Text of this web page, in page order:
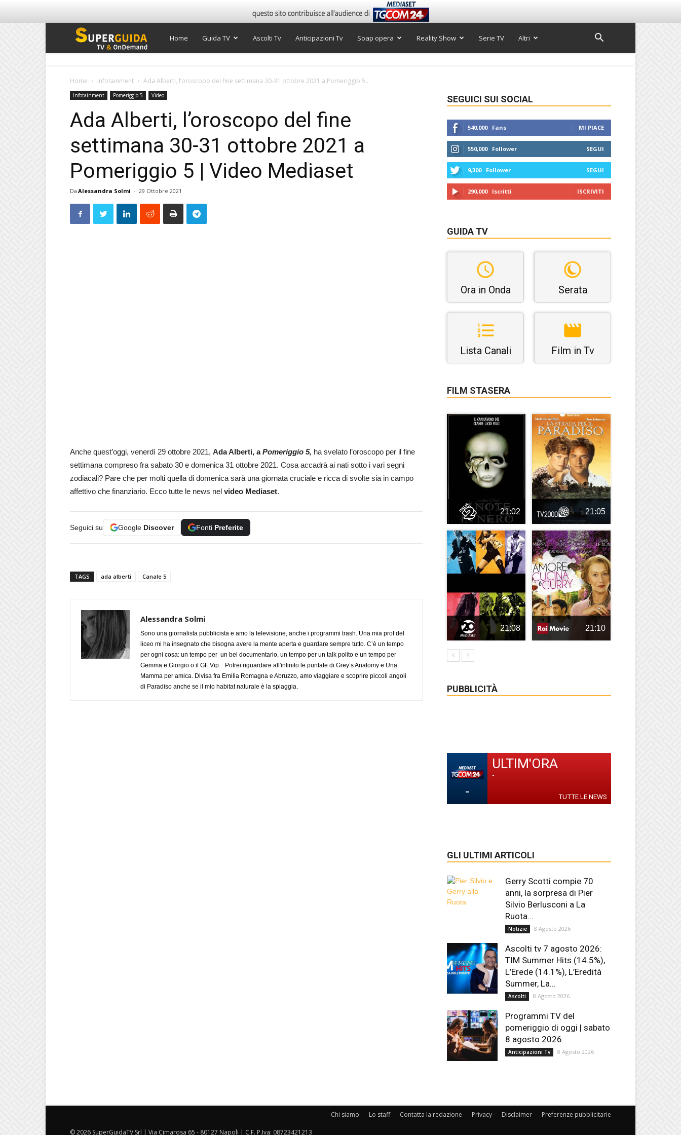
Super
TV
Home Guida TV Ascolti Tv Anticipazioni Tv Soap opera Reality Show Serie TV Altri
Home Infotainment Ada Alberti, l’oroscopo del fine settimana 30-31 ottobre 2021 a Pomeriggio 5...
Infotainment Pomeriggio 5 Video
Ada Alberti, l’oroscopo del fine
settimana 30-31 ottobre 2021 a
Pomeriggio 5 | Video Mediaset
Da Alessandra Solmi - 29 Ottobre 2021
Anche quest’oggi, venerdì 29 ottobre 2021, Ada Alberti, aPomeriggio 5, ha svelato l’oroscopo per il fine
settimana compreso fra sabato 30 e domenica 31 ottobre 2021. Cosa accadrà ai nati sotto i vari segni
zodiacali? Pare che per molti quella di domenica sarà una giornata cruciale e ricca di svolte sia in campo
affettivo che finanziario. Ecco tutte le news nel video Mediaset.
Seguici su Google Discover Fonti Preferite
TAGS ada alberti Canale 5
Alessandra Solmi
Sono una giornalista pubblicista e amo la televisione, anche i programmi trash. Una mia prof del
liceo mi ha insegnato che bisogna avere la mente aperta e guardare sempre tutto. C’è un tempo
per ogni cosa: un tempo per un bel documentario, un tempo per un talk polito e un tempo per
Gemma e Giorgio o il GF Vip. Potrei riguardare all'infinito le puntate di Grey’s Anatomy e Una
Mamma per amica. Divisa fra Emilia Romagna e Abruzzo, amo viaggiare e scoprire piccoli angoli
di Paradiso anche se il mio habitat naturale è la spiaggia.
SEGUICI SUI SOCIAL
540,000 Fans MI PIACE
550,000 Follower SEGUI
9,300 Follower SEGUI
290,000 Iscritti ISCRIVITI
GUIDA TV
Ora in Onda Serata
Lista Canali Film in Tv
FILM STASERA
21:02 21:05
21:08 21:10
PUBBLICITÀ
-
ULTIM'ORA
-
TUTTE LE NEWS
GLI ULTIMI ARTICOLI
Gerry Scotti compie 70
anni, la sorpresa di Pier
Silvio Berlusconi a La
Ruota...
Notizie 8 Agosto 2026
Ascolti tv 7 agosto 2026:
TIM Summer Hits (14.5%),
L’Erede (14.1%), L’Eredità
Summer, La...
Ascolti 8 Agosto 2026
Programmi TV del
pomeriggio di oggi | sabato
8 agosto 2026
Anticipazioni Tv 8 Agosto 2026
Chi siamo Lo staff Contatta la redazione Privacy Disclaimer Preferenze pubblicitarie
© 2026 SuperGuidaTV Srl | Via Cimarosa 65 - 80127 Napoli | C.F. P.Iva: 08723421213